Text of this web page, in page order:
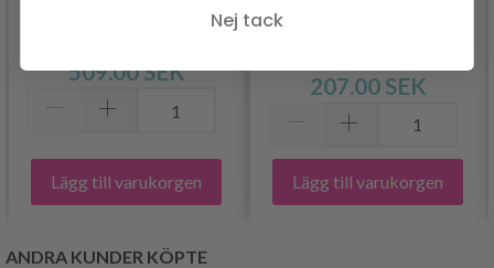
509.00 SEK
Lägg till varukorgen
BUTTERFLY BY DROPS
207.00 SEK
Lägg till varukorgen
ANDRA KUNDER KÖPTE
Nej tack